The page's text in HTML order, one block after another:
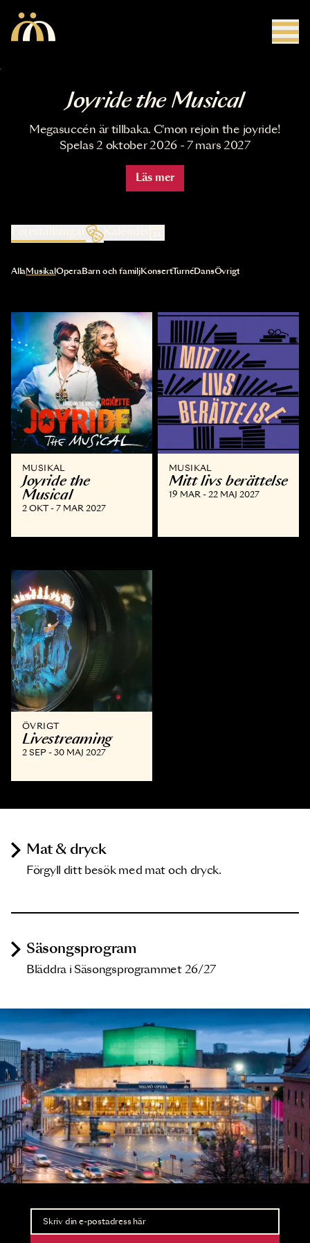
Joyride the Musical
Megasuccén är tillbaka. C'mon rejoin the joyride!
Spelas 2 oktober 2026 - 7 mars 2027
Läs mer
Kalender
Val av kategori uppdaterar innehållet automatiskt
AllaMusikal OperaBarn och familjKonsertTurnéDansÖvrigt
MUSIKAL
Joyride the
Musical
2 OKT - 7 MAR 2027
MUSIKAL
Mitt livs berättelse
19 MAR - 22 MAJ 2027
ÖVRIGT
Livestreaming
2 SEP - 30 MAJ 2027
Mat & dryck
Förgyll ditt besök med mat och dryck.
Säsongsprogram
Bläddra i Säsongsprogrammet 26/27
Nyhetsbrev
Ta del av förhandsinformation och biljettsläpp.